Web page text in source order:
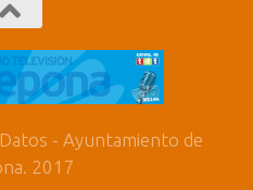
- Ayuntamiento de
2017